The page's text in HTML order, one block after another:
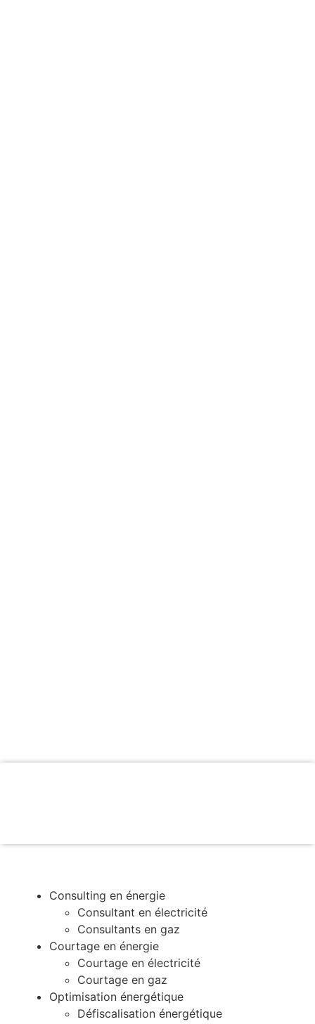
Consulting en énergie
Consultant en électricité
Consultants en gaz
Courtage en énergie
Courtage en électricité
Courtage en gaz
Optimisation énergétique
Défiscalisation énergétique